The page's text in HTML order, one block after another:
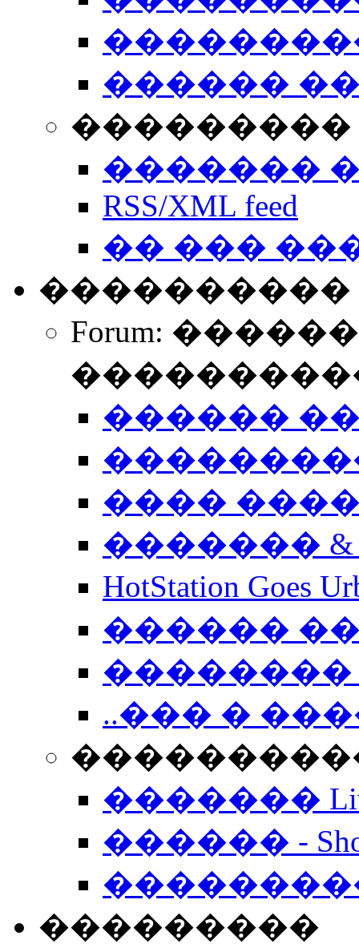
������
���������
�������
RSS/XML feed
�� ���
����������
Forum:
������
����
�������
HotStation
������
��������
..��� �
����������
�������
������ -
���������